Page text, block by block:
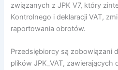
związanych z JPK V7, który
Kontrolnego i deklaracji VAT,
raportowania obrotów.
Przedsiębiorcy są zobowiązani
plików JPK_VAT, zawierających